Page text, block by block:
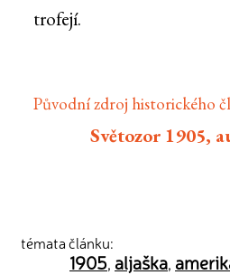
trofejí.
Původní zdroj historického
Světozor 1905,
témata článku:
1905, aljaška,